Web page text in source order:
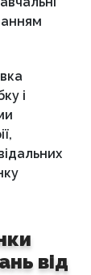
і
від